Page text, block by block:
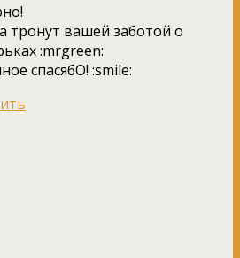
тронут вашей заботой о
:mrgreen:
спасябО! :smile: